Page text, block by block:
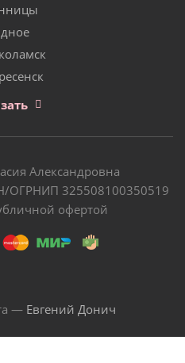
Александровна
ОГРНИП 325508100350519
офертой
— Евгений Донич